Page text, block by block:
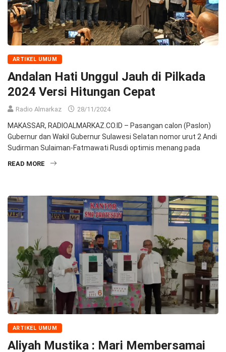
ARTIKEL UMUM
Andalan Hati Unggul Jauh di Pilkada
2024 Versi Hitungan Cepat
Radio Almarkaz 28/11/2024
MAKASSAR, RADIOALMARKAZ.CO.ID – Pasangan calon (Paslon)
Gubernur dan Wakil Gubernur Sulawesi Selatan nomor urut 2 Andi
Sudirman Sulaiman-Fatmawati Rusdi optimis menang pada
READ MORE
ARTIKEL UMUM
Aliyah Mustika : Mari Membersamai